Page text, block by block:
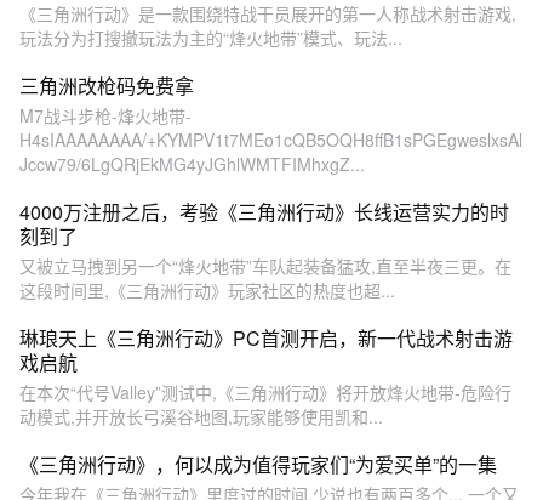
《三角洲行动》是一款围绕特战干员展开的第一人称战术射击游戏,
玩法分为打搜撤玩法为主的“烽火地带”模式、玩法...
三角洲改枪码免费拿
M7战斗步枪-烽火地带-
H4sIAAAAAAAA/+KYMPV1t7MEo1cQB5OQH8ffB1sPGEgweslxsAl
Jccw79/6LgQRjEkMG4yJGhlWMTFIMhxgZ...
4000万注册之后，考验《三角洲行动》长线运营实力的时
刻到了
又被立马拽到另一个“烽火地带”车队起装备猛攻,直至半夜三更。在
这段时间里,《三角洲行动》玩家社区的热度也超...
琳琅天上《三角洲行动》PC首测开启，新一代战术射击游
戏启航
在本次“代号Valley”测试中,《三角洲行动》将开放烽火地带-危险行
动模式,并开放长弓溪谷地图,玩家能够使用凯和...
《三角洲行动》，何以成为值得玩家们“为爱买单”的一集
今年我在《三角洲行动》里度过的时间,少说也有两百多个... 一个又